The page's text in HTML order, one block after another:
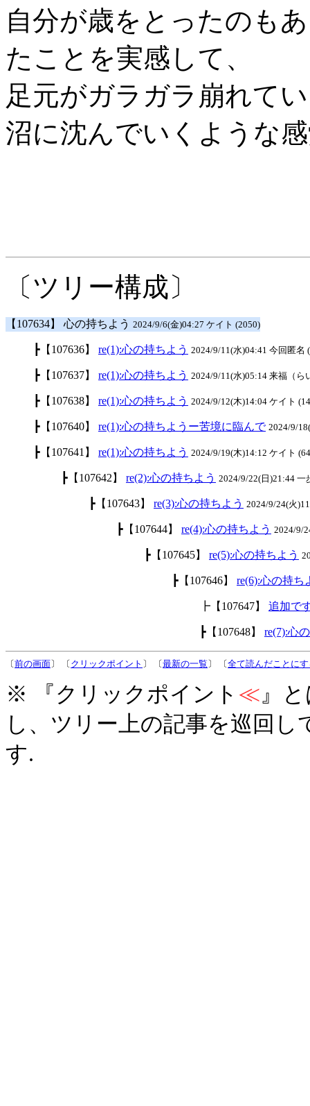
自分が歳をとったのも
たことを実感して、
足元がガラガラ崩れて
沼に沈んでいくような
〔ツリー構成〕
【107634】 心の持ちよう 2024/9/6(金)04:27 ケイト (2050)
┣【107636】 re(1):心の持ちよう 2024/9/11(水)04:41 今回匿名
┣【107637】 re(1):心の持ちよう 2024/9/11(水)05:14 来福（ら
┣【107638】 re(1):心の持ちよう 2024/9/12(木)14:04 ケイト
┣【107640】 re(1):心の持ちようー苦境に臨んで 2024/9/
┣【107641】 re(1):心の持ちよう 2024/9/19(木)14:12 ケイト
┣【107642】 re(2):心の持ちよう 2024/9/22(日)21:44 一
┣【107643】 re(3):心の持ちよう 2024/9/24(火
┣【107644】 re(4):心の持ちよう 2024/9/
┣【107645】 re(5):心の持ちよう
┣【107646】 re(6):心の持ち
┣【107647】 追加で
┣【107648】 re(7):心
〔前の画面〕 〔 クリックポイント 〕 〔最新の一覧 〕 〔全て読んだことに
※ 『クリックポイント ≪』
し、ツリー上の記事を巡回
す.